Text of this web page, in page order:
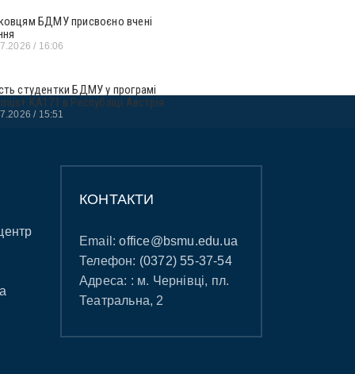
БДМУ присвоєно вчені
16:06
студентки БДМУ у програмі
KA171 в Республіці Австрія
15:51
КОНТАКТИ
Email:office@bsmu.edu.ua
Телефон: (0372) 55-37-54
Адреса: : м. Чернівці, пл.
Театральна, 2